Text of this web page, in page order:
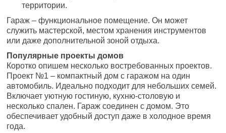
территории.
Гараж – функциональное помещение. Он может
служить мастерской, местом хранения инструментов
или даже дополнительной зоной отдыха.
Популярные проекты домов
Коротко опишем несколько востребованных проектов.
Проект №1 – компактный дом с гаражом на один
автомобиль. Идеально подходит для небольших семей.
Включает уютную гостиную, кухню-столовую и
несколько спален. Гараж соединен с домом. Это
обеспечивает удобный доступ даже в холодное время
года.